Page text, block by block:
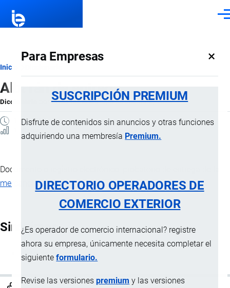
Para Empresas ×
SUSCRIPCIÓN PREMIUM
Disfrute de contenidos sin anuncios y otras funciones
adquiriendo una membresía Premium.
DIRECTORIO OPERADORES DE
COMERCIO EXTERIOR
¿Es operador de comercio internacional? registre
ahora su empresa, únicamente necesita completar el
siguienteformulario.
Revise las versionespremium y las versiones
Ruta
de
navegación
Inicio
Albarán de entrega
Diccionario porImportaciones …, 8 Septiembre, 2024
1 MINUTO
Documento o registro electrónico, probatorio de entrega de la
mercancía.
Sinónimos
Nota de entrega